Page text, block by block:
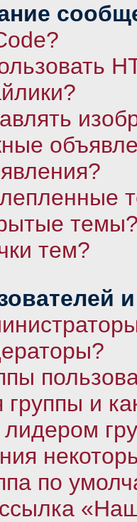
тем?
группы и
лидером
по